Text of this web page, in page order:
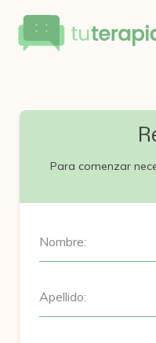
Para comenzar
Nombre:
Apellido: